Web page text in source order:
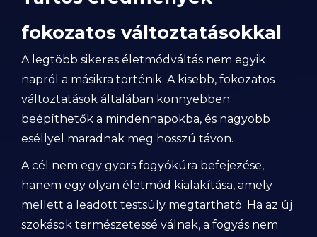
fokozatos változtatásokkal
A legtöbb sikeres életmódváltás nem egyik
napról a másikra történik. A kisebb, fokozatos
változtatások általában könnyebben
beépíthetők a mindennapokba, és nagyobb
eséllyel maradnak meg hosszú távon.
A cél nem egy gyors fogyókúra befejezése,
hanem egy olyan életmód kialakítása, amely
mellett a leadott testsúly megtartható. Ha az új
szokások természetessé válnak, a fogyás nem